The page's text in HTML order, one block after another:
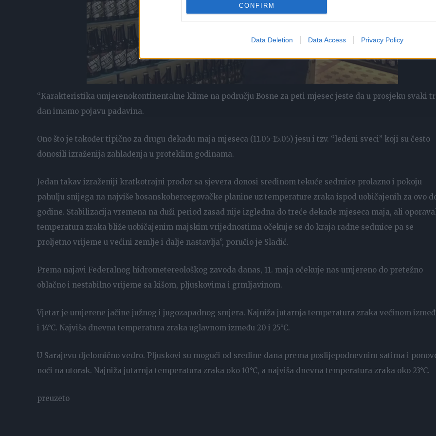
CONFIRM
Data Deletion Data Access Privacy Policy
“Karakteristika umjerenokontinentalne klime na području Bosne za peti mjesec jeste da u prosjeku svaki
dan imamo pojavu padavina.
Ono što je također tipično za drugu dekadu maja mjeseca (11.05-15.05) jesu i tzv. “ledeni sveci” koji su često
donosili izraženija zahlađenja u proteklim godinama.
Jedan takav izraženiji kratkotrajni prodor sa sjevera donosi sredinom tekuće sedmice prolazno i pokoju
pahulju snijega na najviše bosanskohercegovačke planine uz temperature zraka ispod uobičajenih za ovo
godine. Stabilizacija vremena na duži period zasad nije izgledna do treće dekade mjeseca maja, ali
temperatura zraka bliže uobičajenim majskim vrijednostima očekuje se do kraja radne sedmice pa se
proljetno vrijeme u većini zemlje i dalje nastavlja”, poručio je Sladić.
Prema najavi Federalnog hidrometereološkog zavoda danas, 11. maja očekuje nas umjereno do pretežno
oblačno i nestabilno vrijeme sa kišom, pljuskovima i grmljavinom.
Vjetar je umjerene jačine južnog i jugozapadnog smjera. Najniža jutarnja temperatura zraka većinom
i 14°C. Najviša dnevna temperatura zraka uglavnom između 20 i 25°C.
U Sarajevu djelomično vedro. Pljuskovi su mogući od sredine dana prema poslijepodnevnim satima i
noći na utorak. Najniža jutarnja temperatura zraka oko 10°C, a najviša dnevna temperatura zraka oko 23°C.
preuzeto